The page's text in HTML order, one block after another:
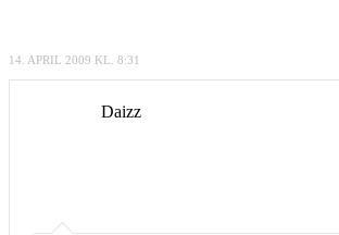
14. APRIL 2009 KL. 8:31
Daizz